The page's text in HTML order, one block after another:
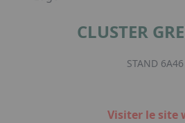
CLUSTER
STAND 6A46
Visiter le site